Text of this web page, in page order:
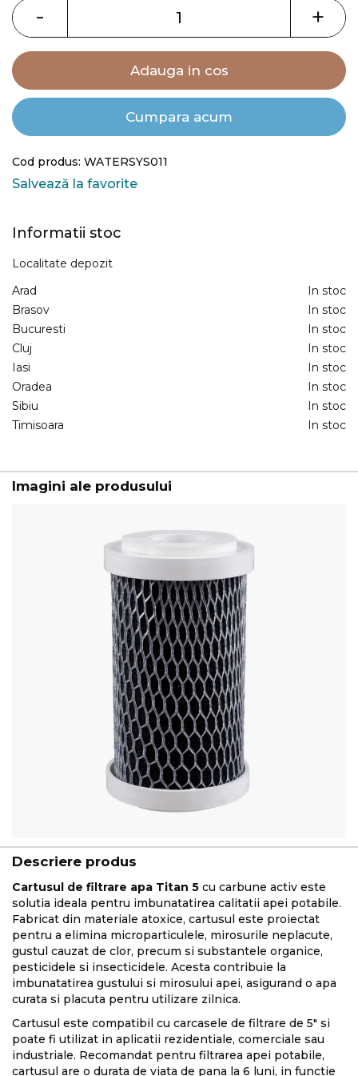
images
gallery- +
Adauga in cos
Cumpara acum
Cod produs: WATERSYS011
Salvează la favorite
Informatii stoc
Localitate depozit
Arad
In stoc
Brasov
In stoc
Bucuresti
In stoc
Cluj
In stoc
Iasi
In stoc
Oradea
In stoc
Sibiu
In stoc
Timisoara
In stoc
Imagini ale produsului
Descriere produs
Cartusul de filtrare apa Titan 5 cu carbune activ este
solutia ideala pentru imbunatatirea calitatii apei potabile.
Fabricat din materiale atoxice, cartusul este proiectat
pentru a elimina microparticulele, mirosurile neplacute,
gustul cauzat de clor, precum si substantele organice,
pesticidele si insecticidele. Acesta contribuie la
imbunatatirea gustului si mirosului apei, asigurand o apa
curata si placuta pentru utilizare zilnica.
Cartusul este compatibil cu carcasele de filtrare de 5" si
poate fi utilizat in aplicatii rezidentiale, comerciale sau
industriale. Recomandat pentru filtrarea apei potabile,
cartusul are o durata de viata de pana la 6 luni, in functie